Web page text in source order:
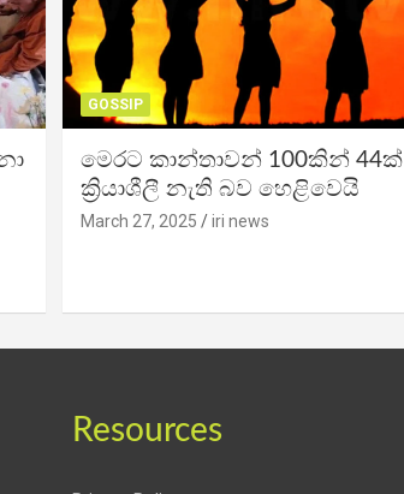
GOSSIP
මෙරට කාන්තාවන් 100කින් 44ක්
ක්‍රියාශීලී නැති බව හෙළිවෙයි
March 27, 2025 iri news
Resources